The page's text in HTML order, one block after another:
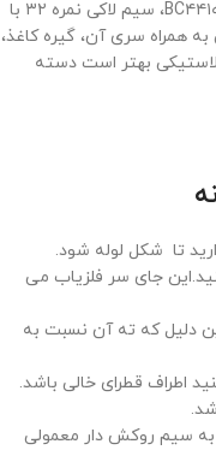
کننده عملیاتیTL٠٧١، ترانزیستورNPN – مشابهBC۴۴١، سیم لاکی نمره ٣٢ با
سیم روکش دار، دو باتری ٩ ولتی به همراه سری آن، گیره کاغذ،
بهتر است دسته
تا شکل لوله شود.
جای سر فلزیاب می
دلیل که ته آن نسبت به
اطراف قطرای خالی باشد.
سیم روکش دار معمولی